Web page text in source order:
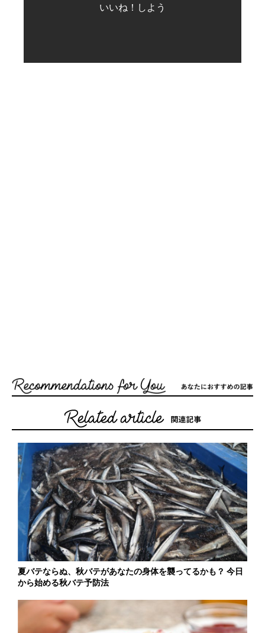
いいね！しよう
夏バテならぬ、秋バテがあなたの身体を襲ってるかも？ 今日
から始める秋バテ予防法